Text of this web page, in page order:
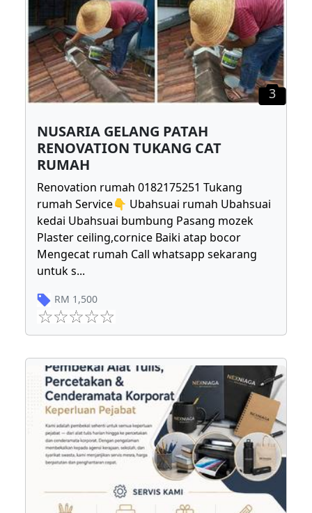
3
NUSARIA GELANG PATAH
RENOVATION TUKANG CAT
RUMAH
Renovation rumah 0182175251 Tukang
rumah Service👇 Ubahsuai rumah Ubahsuai
kedai Ubahsuai bumbung Pasang mozek
Plaster ceiling,cornice Baiki atap bocor
Mengecat rumah Call whatsapp sekarang
untuk s...
RM 1,500